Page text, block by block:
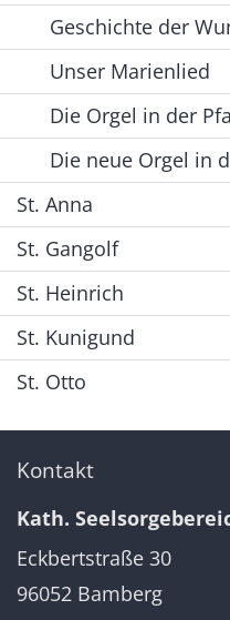
Geschichte der
Unser Marienlied
Die Orgel in der
Die neue Orgel in
St. Anna
St. Gangolf
St. Heinrich
St. Kunigund
St. Otto
Kontakt
Kath.
Eckbertstraße 30
96052 Bamberg